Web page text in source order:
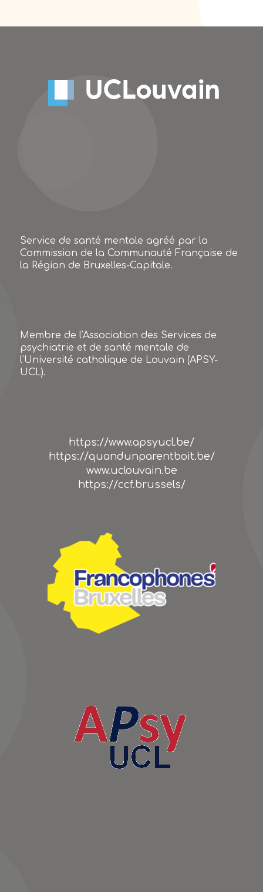
Service de santé mentale agréé par la
Commission de la Communauté Française de
la Région de Bruxelles-Capitale.
Membre de l'Association des Services de
psychiatrie et de santé mentale de
l'Université catholique de Louvain (APSY-
UCL).
https://www.apsyucl.be/
https://quandunparentboit.be/
www.uclouvain.be
https://ccf.brussels/